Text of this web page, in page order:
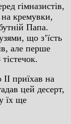
гімназистів,
на кремувки,
Папа.
що з’їсть
але перше
приїхав на
цей десерт,
їх ще